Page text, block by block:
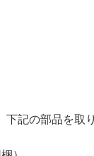
下記の部品を取